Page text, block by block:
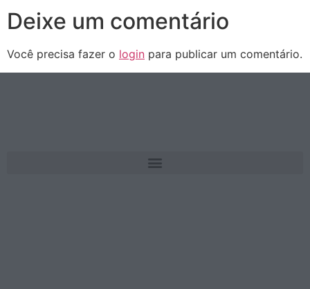
Deixe um comentário
Você precisa fazer o login para publicar um comentário.